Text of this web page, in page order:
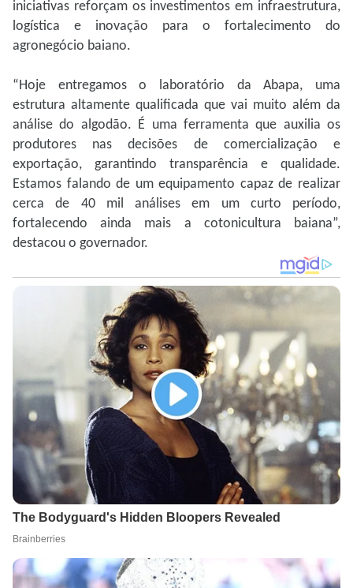
iniciativas reforçam os investimentos em infraestrutura,
logística e inovação para o fortalecimento do
agronegócio baiano.
“Hoje entregamos o laboratório da Abapa, uma
estrutura altamente qualificada que vai muito além da
análise do algodão. É uma ferramenta que auxilia os
produtores nas decisões de comercialização e
exportação, garantindo transparência e qualidade.
Estamos falando de um equipamento capaz de realizar
cerca de 40 mil análises em um curto período,
fortalecendo ainda mais a cotonicultura baiana”,
destacou o governador.